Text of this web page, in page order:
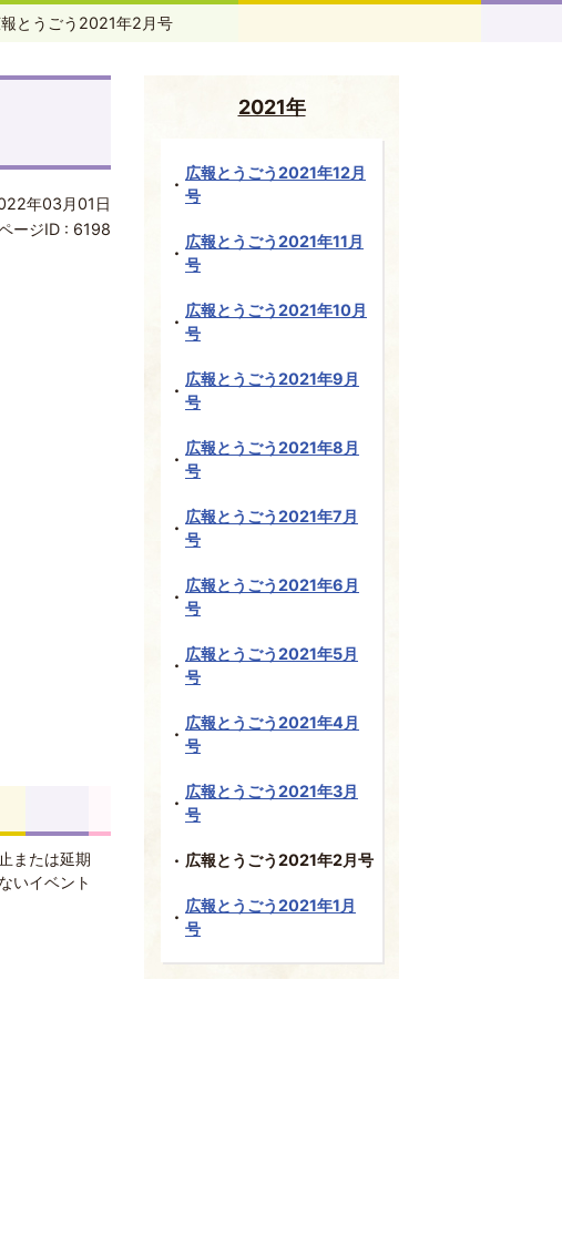
とうごう2021年2月号
年03月01日
ージID : 6198
または延期
いイベント
2021年
広報とうごう2021年12月
号
広報とうごう2021年11月
号
広報とうごう2021年10月
号
広報とうごう2021年9月
号
広報とうごう2021年8月
号
広報とうごう2021年7月
号
広報とうごう2021年6月
号
広報とうごう2021年5月
号
広報とうごう2021年4月
号
広報とうごう2021年3月
号
広報とうごう2021年2月号
広報とうごう2021年1月
号